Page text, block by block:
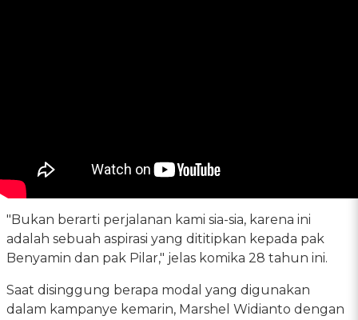
"Bukan berarti perjalanan kami sia-sia, karena ini
adalah sebuah aspirasi yang dititipkan kepada pak
Benyamin dan pak Pilar," jelas komika 28 tahun ini.
Saat disinggung berapa modal yang digunakan
dalam kampanye kemarin, Marshel Widianto dengan